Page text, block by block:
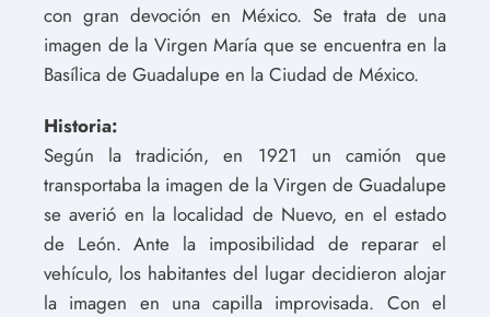
con gran devoción en México. Se trata de una
imagen de la Virgen María que se encuentra en la
Basílica de Guadalupe en la Ciudad de México.
Historia:
Según la tradición, en 1921 un camión que
transportaba la imagen de la Virgen de Guadalupe
se averió en la localidad de Nuevo, en el estado
de León. Ante la imposibilidad de reparar el
vehículo, los habitantes del lugar decidieron alojar
la imagen en una capilla improvisada. Con el